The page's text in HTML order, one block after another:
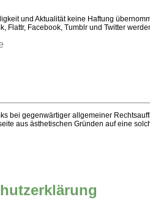
und Aktualität keine Haftung
Facebook, Tumblr und Twitter
bei gegenwärtiger allgemeiner
aus ästhetischen Gründen auf eine